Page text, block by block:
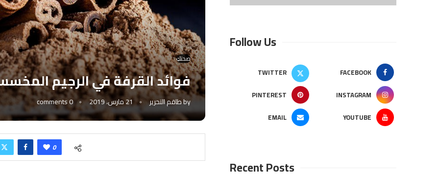
صحتكِ
فوائد القرفة في الرجيم
byطاقم التحرير 21 مارس، 2019 0 comments
0
Follow Us
FACEBOOK
TWITTER
INSTAGRAM
PINTEREST
YOUTUBE
EMAIL
Recent Posts